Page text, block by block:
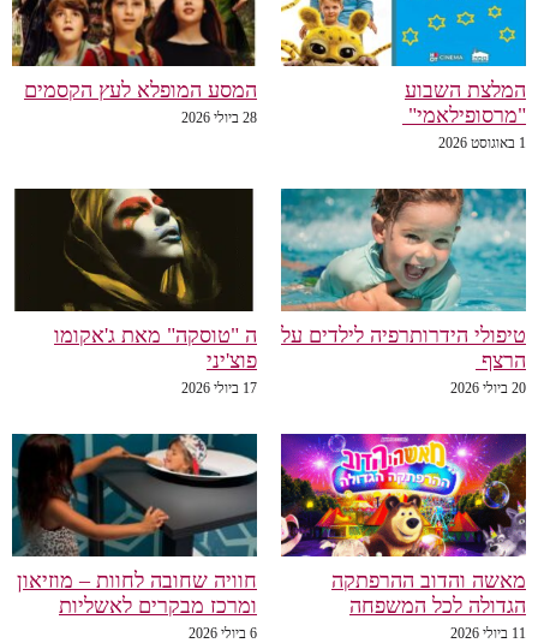
המלצת השבוע
"מרסופילאמי"
1 באוגוסט 2026
המסע המופלא לעץ הקסמים
28 ביולי 2026
טיפולי הידרותרפיה לילדים על
הרצף
20 ביולי 2026
ה "טוסקה" מאת ג'אקומו
פוצ'יני
17 ביולי 2026
מאשה והדוב ההרפתקה
הגדולה לכל המשפחה
11 ביולי 2026
חוויה שחובה לחוות – מוזיאון
ומרכז מבקרים לאשליות
6 ביולי 2026